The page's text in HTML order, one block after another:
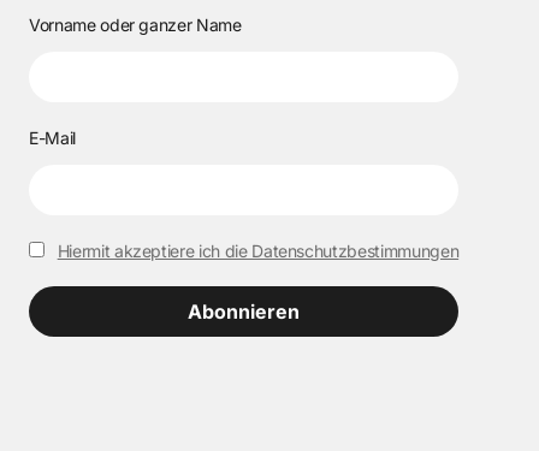
Vorname oder ganzer Name
E-Mail
Hiermit akzeptiere ich die Datenschutzbestimmungen